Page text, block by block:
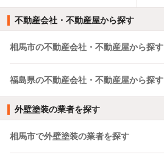
不動産会社・不動産屋から探す
相馬市の不動産会社・不動産屋から探す
福島県の不動産会社・不動産屋から探す
外壁塗装の業者を探す
相馬市で外壁塗装の業者を探す